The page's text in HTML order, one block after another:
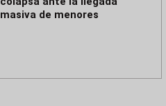
masiva de menores